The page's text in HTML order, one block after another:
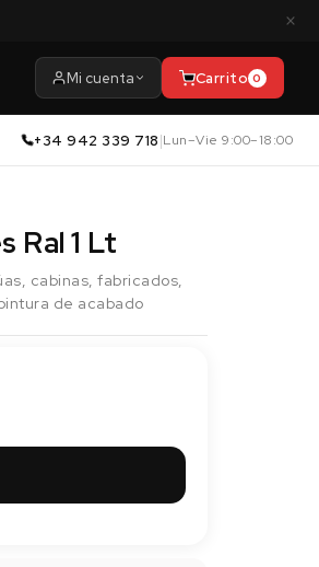
×
Mi cuenta Carrito 0
+34 942 339 718|Lun–Vie 9:00–18:00
Ral 1 Lt
cabinas, fabricados,
de acabado